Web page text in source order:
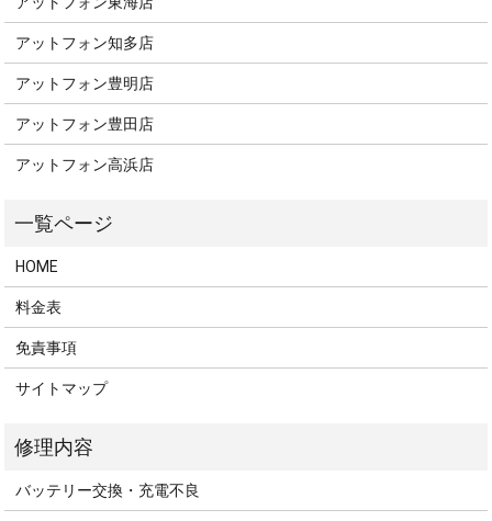
アットフォン知多店
アットフォン豊明店
アットフォン豊田店
アットフォン高浜店
HOME
料金表
免責事項
サイトマップ
バッテリー交換・充電不良